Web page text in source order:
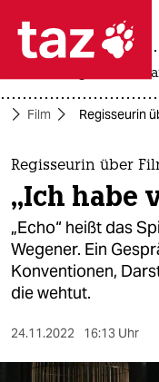
 taz
themen
politik
öko
gesellschaft
kultur
sport
krieg in der
Film Regisseurin
Regisseurin über
„Ich habe
„Echo“ heißt das
Wegener. Ein
Konventionen,
die wehtut.
24.11.2022 16:13 Uhr